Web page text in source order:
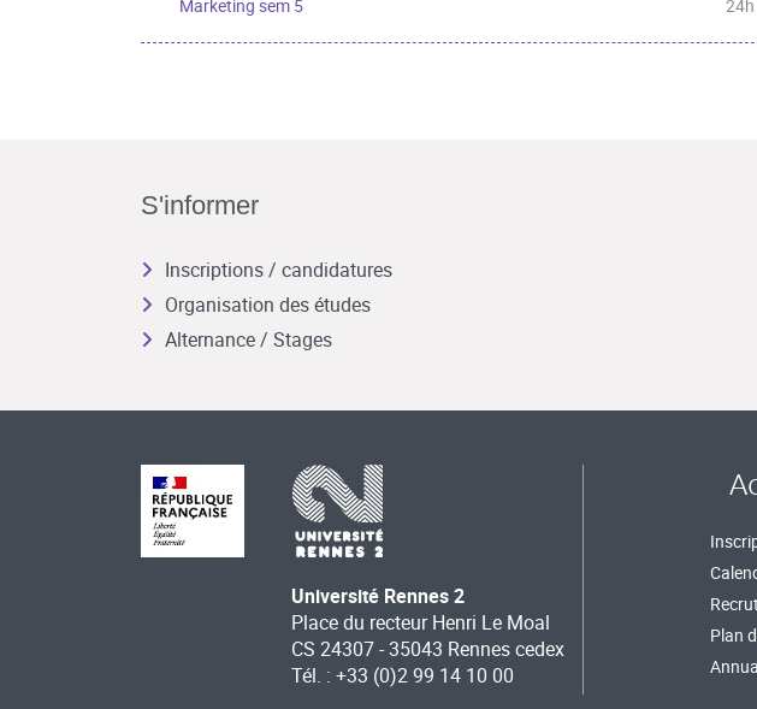
Marketing sem 5 24h
S'informer
Inscriptions / candidatures
Organisation des études
Alternance / Stages
Université Rennes 2
Place du recteur Henri Le Moal
CS 24307 - 35043 Rennes cedex
Tél. : +33 (0)2 99 14 10 00
Plan